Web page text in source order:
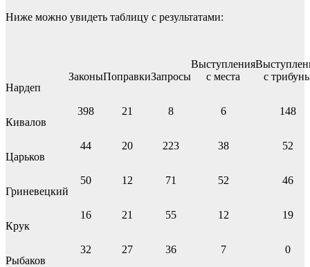
Ниже можно увидеть таблицу с результатами:
Нардеп
ЗаконыПоправкиЗапросы
Выступления
с места
с
Кивалов
398 21 8 6 148
Царьков
44 20 223 38 52
Гриневецкий
50 12 71 52 46
Крук
16 21 55 12 19
Рыбаков
32 27 36 7 0